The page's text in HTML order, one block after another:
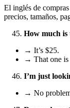
El inglés de
precios, tamaños,
How much is
→ It’s $25.
→ That one is
I’m just
→ No